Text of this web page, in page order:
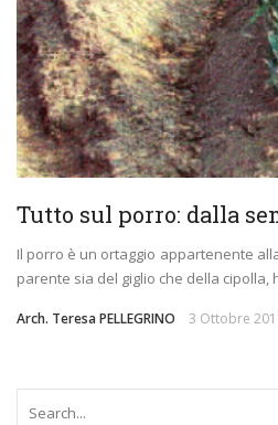
Tutto sul porro: dalla
Il porro è un ortaggio appartenente
parente sia del giglio che della cipolla,
Arch. Teresa PELLEGRINO 3 Ottobre